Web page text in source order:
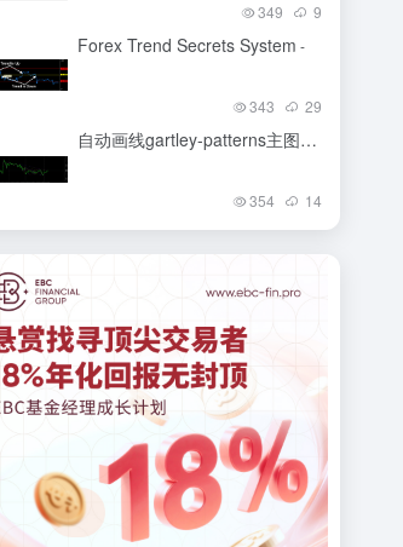
349 9
Forex Trend Secrets System -
343 29
自动画线gartley-patterns主图4星
354 14